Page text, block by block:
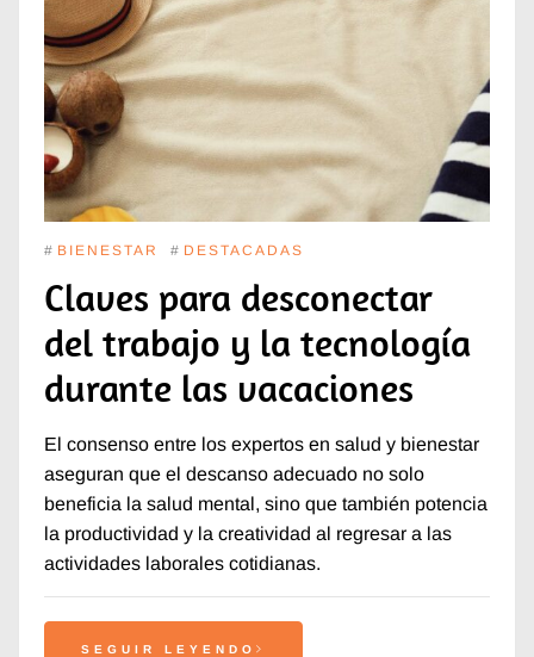
# BIENESTAR # DESTACADAS
Claves para desconectar
del trabajo y la tecnología
durante las vacaciones
El consenso entre los expertos en salud y bienestar
aseguran que el descanso adecuado no solo
beneficia la salud mental, sino que también potencia
la productividad y la creatividad al regresar a las
actividades laborales cotidianas.
SEGUIR LEYENDO